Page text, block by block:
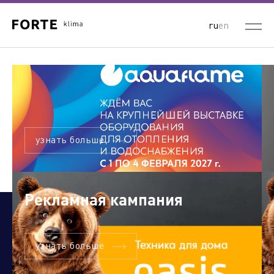
ruen
узнать больше
Рекламная кампания
узнать больше